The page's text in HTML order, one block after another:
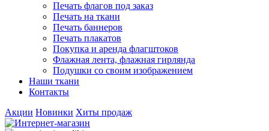
Печать флагов под заказ
Печать на ткани
Печать баннеров
Печать плакатов
Покупка и аренда флагштоков
Флажная лента, флажная гирлянда
Подушки со своим изображением
Наши ткани
Контакты
Акции Новинки Хиты продаж